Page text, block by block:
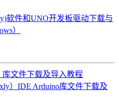
软件和UNO开发板驱动下载与
）
库文件下载及导入教程
）IDE Arduino库文件下载及